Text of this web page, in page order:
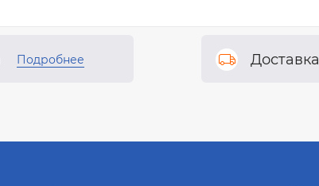
Подробнее Доставка